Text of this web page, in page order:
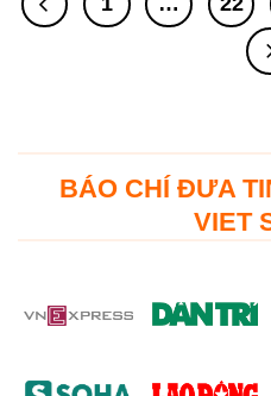
BÁO CHÍ ĐƯA
VIET